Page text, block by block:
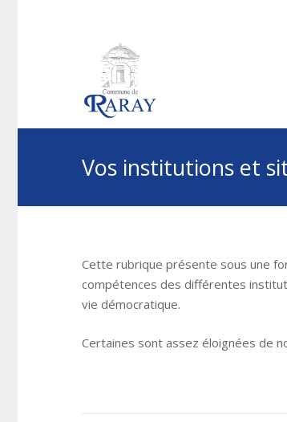
Vos institutions et
Cette rubrique présente sous une
compétences des différentes
vie démocratique.
Certaines sont assez éloignées de